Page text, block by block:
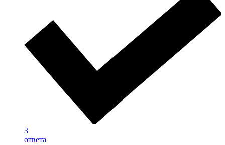
3
ответа